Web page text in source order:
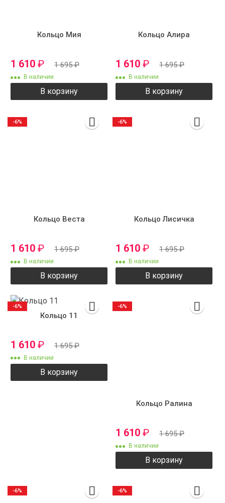
Кольцо Мия
1 610 ₽ 1 695₽
В наличии
В корзину
Кольцо Алира
1 610 ₽ 1 695₽
В наличии
В корзину
Кольцо Веста
1 610 ₽ 1 695₽
В наличии
В корзину
-6%
Кольцо Лисичка
1 610 ₽ 1 695₽
В наличии
В корзину
-6%
Кольцо 11
1 610 ₽ 1 695₽
В наличии
В корзину
-6%
Кольцо Ралина
1 610 ₽ 1 695₽
В наличии
В корзину
-6%
-6% -6%